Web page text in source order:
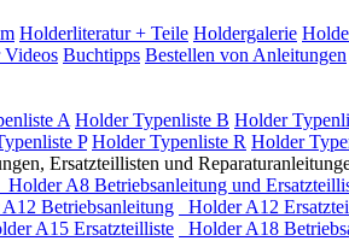
Holderliteratur + Teile Holdergalerie
Buchtipps Bestellen von Anleitungen
A Holder Typenliste B Holder
P Holder Typenliste R Holder
Ersatzteillisten und
Holder A8 Betriebsanleitung und
Betriebsanleitung Holder A12
A15 Ersatzteilliste Holder A18